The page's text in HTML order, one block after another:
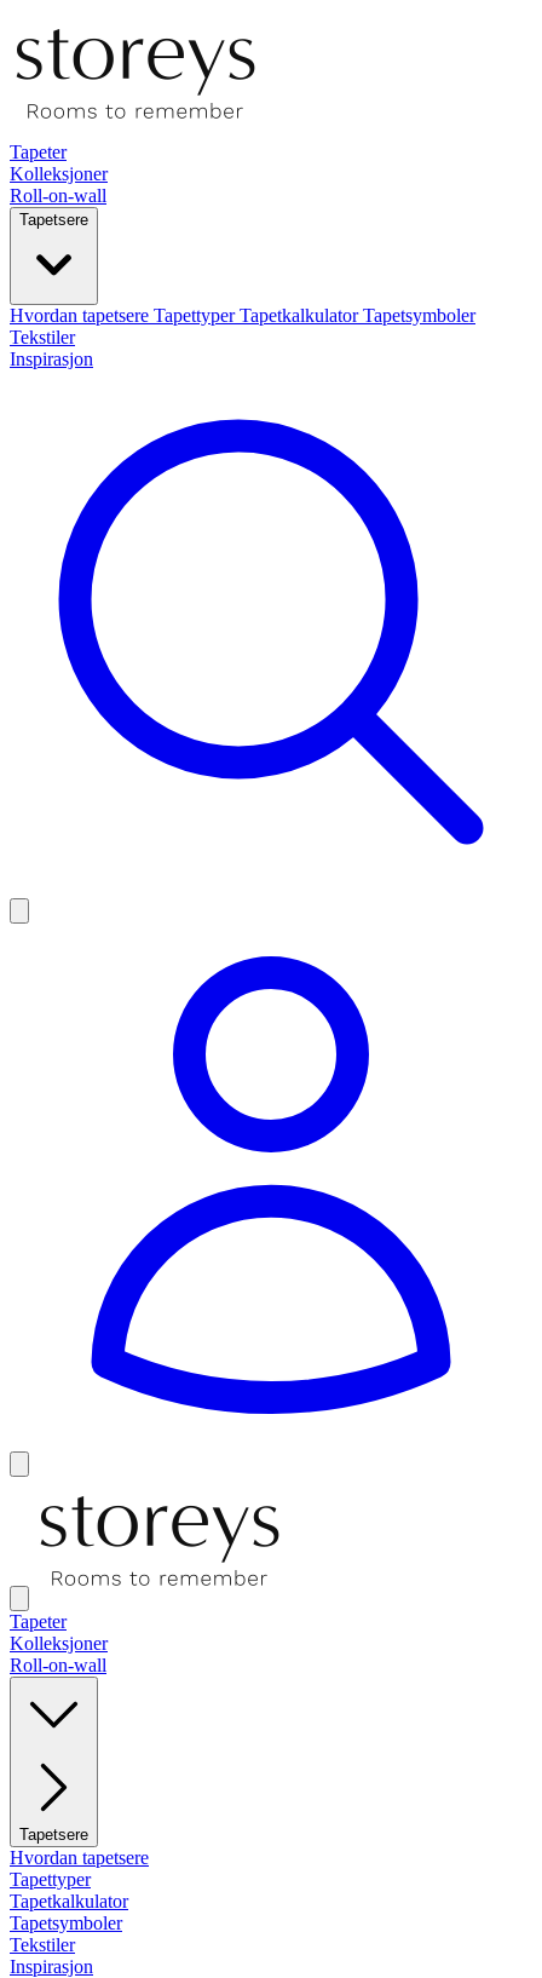
Tapeter
Kolleksjoner
Roll-on-wall
Tapetsere
Hvordan tapetsere TapettyperTapetkalkulatorTapetsymboler
Tekstiler
Inspirasjon
Tapeter
Kolleksjoner
Roll-on-wall
Tapetsere
Hvordan tapetsere
Tapettyper
Tapetkalkulator
Tapetsymboler
Tekstiler
Inspirasjon